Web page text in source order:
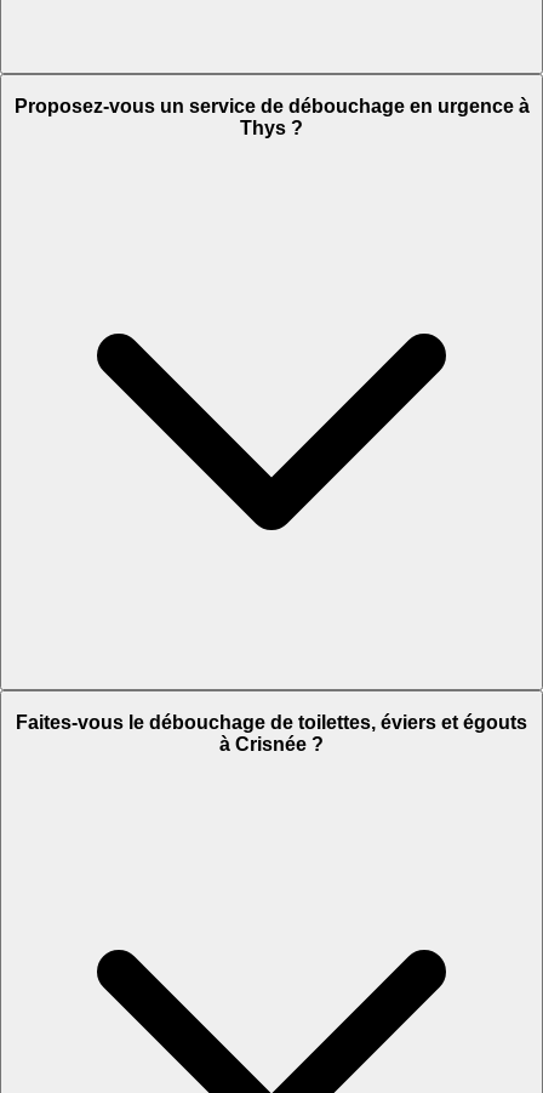
Proposez-vous un service de débouchage en urgence à
Thys ?
Faites-vous le débouchage de toilettes, éviers et égouts
à Crisnée ?